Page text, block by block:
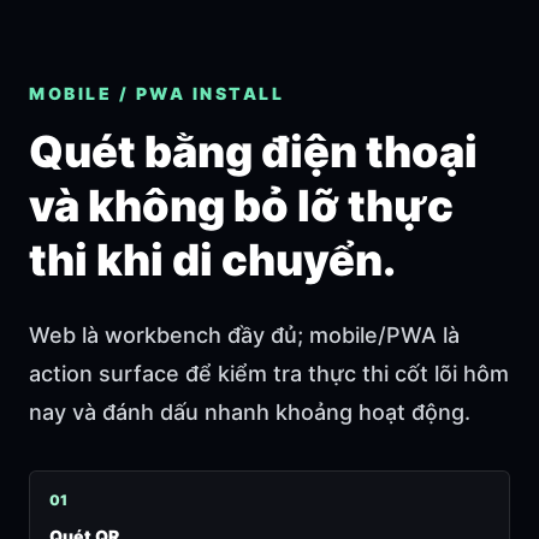
MOBILE / PWA INSTALL
Quét bằng điện thoại
và không bỏ lỡ thực
thi khi di chuyển.
Web là workbench đầy đủ; mobile/PWA là
action surface để kiểm tra thực thi cốt lõi hôm
nay và đánh dấu nhanh khoảng hoạt động.
01